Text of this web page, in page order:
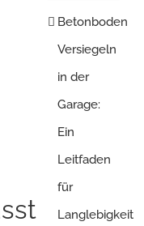
Betonboden
Versiegeln
in der
Garage:
Ein
Leitfaden
für
Langlebigkeit